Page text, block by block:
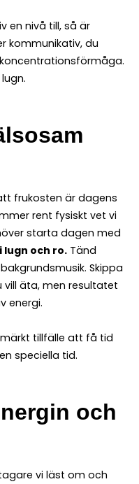
en nivå till, så är
kommunikativ, du
frukosten är dagens
rent fysiskt vet vi
starta dagen med
lugn och ro. Tänd
Skippa
vill äta, men resultatet
energi.
tillfälle att få tid
speciella tid.
och
vi läst om och